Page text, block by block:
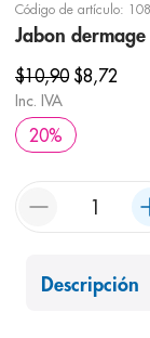
Código de artículo:
Jabon
$10,90 $8,72
Inc. IVA
20%
Descripción
protector
3.
4. cerave
bioderma
8. pediasure